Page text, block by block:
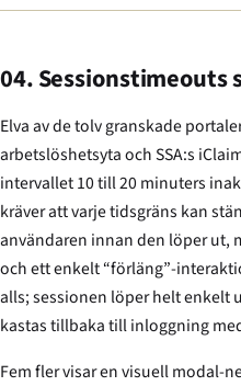
04. Sessionstimeouts
Elva av de tolv granskade
arbetslöshetsyta och SSA:s
intervallet 10 till 20 minuters
kräver att varje tidsgräns kan
användaren innan den löper ut,
och ett enkelt “förläng”-
alls; sessionen löper helt enkelt
kastas tillbaka till inloggning
Fem fler visar en visuell modal-